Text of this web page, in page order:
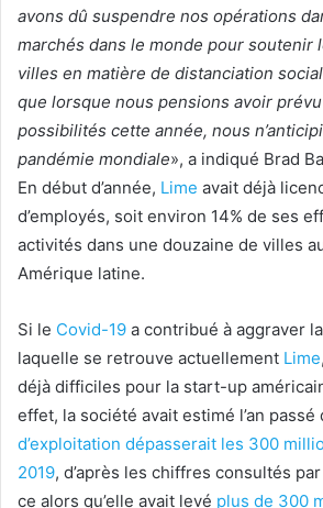
avons dû suspendre nos opérations
marchés dans le monde pour soutenir
villes en matière de distanciation
que lorsque nous pensions avoir
possibilités cette année, nous
pandémie mondiale», a indiqué Brad
En début d’année, Lime avait déjà
d’employés, soit environ 14% de ses
activités dans une douzaine de villes
Amérique latine.
Si le Covid-19 a contribué à aggraver
laquelle se retrouve actuellement Lime
déjà difficiles pour la start-up
effet, la société avait estimé l’an passé
d’exploitation dépasserait les 300
2019, d’après les chiffres consultés par
ce alors qu’elle avait levé plus de 300